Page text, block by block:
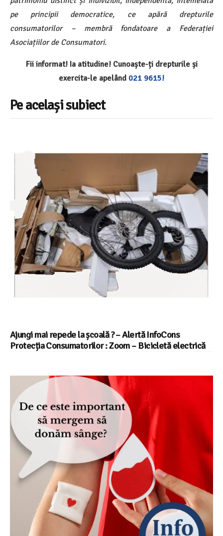
pe principii democratice, ce apără drepturile
consumatorilor – membră fondatoare a Federației
Asociațiilor de Consumatori.
Fii informat! Ia atitudine! Cunoaște-ți drepturile și
exercita-le apelând 021 9615!
Pe același subiect
Ajungi mai repede la școală ? – Alertă InfoCons
Protecția Consumatorilor : Zoom – Bicicletă electrică